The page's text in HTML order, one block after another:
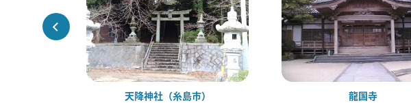
天降神社（糸島市） 龍国寺